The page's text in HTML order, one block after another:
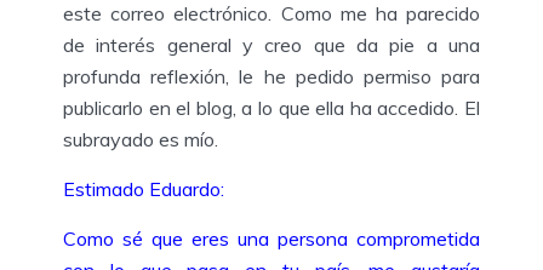
este correo electrónico. Como me ha parecido
de interés general y creo que da pie a una
profunda reflexión, le he pedido permiso para
publicarlo en el blog, a lo que ella ha accedido. El
subrayado es mío.
Estimado Eduardo:
Como sé que eres una persona comprometida